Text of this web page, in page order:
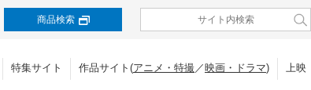
商品検索
特集サイト 作品サイト(アニメ・特撮／映画・ドラマ) 上映